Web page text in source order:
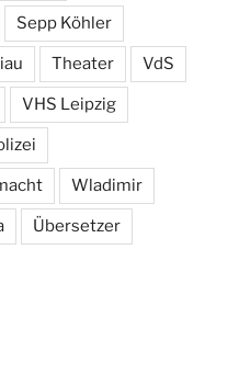
Sepp Köhler
Theater VdS
VHS Leipzig
Wladimir
Übersetzer